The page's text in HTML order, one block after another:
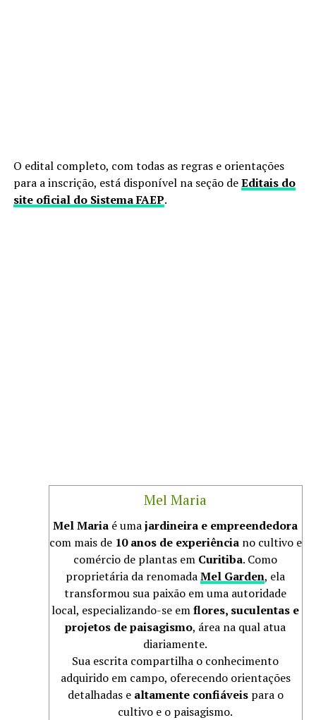
O edital completo, com todas as regras e orientações
para a inscrição, está disponível na seção deEditais do
site oficial do Sistema FAEP.
Mel Maria
Mel Maria é umajardineira e empreendedora
com mais de 10 anos de experiênciano cultivo e
comércio de plantas em Curitiba. Como
proprietária da renomadaMel Garden, ela
transformou sua paixão em uma autoridade
local, especializando-se emflores, suculentas e
projetos de paisagismo, área na qual atua
diariamente.
Sua escrita compartilha o conhecimento
adquirido em campo, oferecendo orientações
detalhadas e altamente confiáveispara o
cultivo e o paisagismo.